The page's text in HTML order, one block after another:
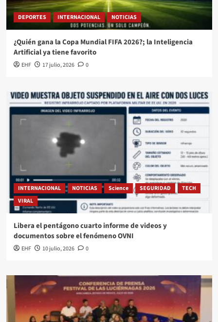
DEPORTES INTERNACIONAL NOTICIAS
¿Quién gana la Copa Mundial FIFA 2026?; la Inteligencia
Artificial ya tiene favorito
EHF 17 julio, 2026 0
INTERNACIONAL NOTICIAS Science SEGURIDAD
TECH
VIRAL
Libera el pentágono cuarto informe de videos y
documentos sobre el fenómeno OVNI
EHF 10 julio, 2026 0